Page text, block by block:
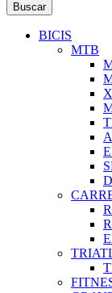
Buscar
BICIS
MTB